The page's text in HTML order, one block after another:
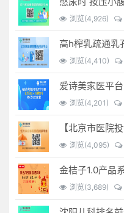
浏览(4,926)
高h榨乳疏通乳
浏览(4,410)
爱诗美家医平
浏览(4,201)
浏览(4,095)
浏览(3,689)